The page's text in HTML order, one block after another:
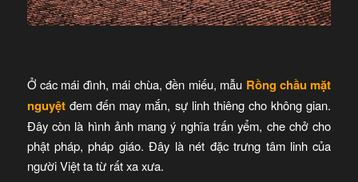
Ở các mái đình, mái chùa, đền miếu, mẫu Rồng chầu mặt
nguyệt đem đến may mắn, sự linh thiêng cho không gian.
Đây còn là hình ảnh mang ý nghĩa trấn yểm, che chở cho
phật pháp, pháp giáo. Đây là nét đặc trưng tâm linh của
người Việt ta từ rất xa xưa.